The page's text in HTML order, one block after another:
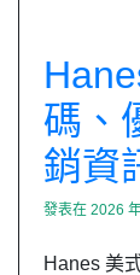
碼、
銷資
發表在 2026
Hanes 美